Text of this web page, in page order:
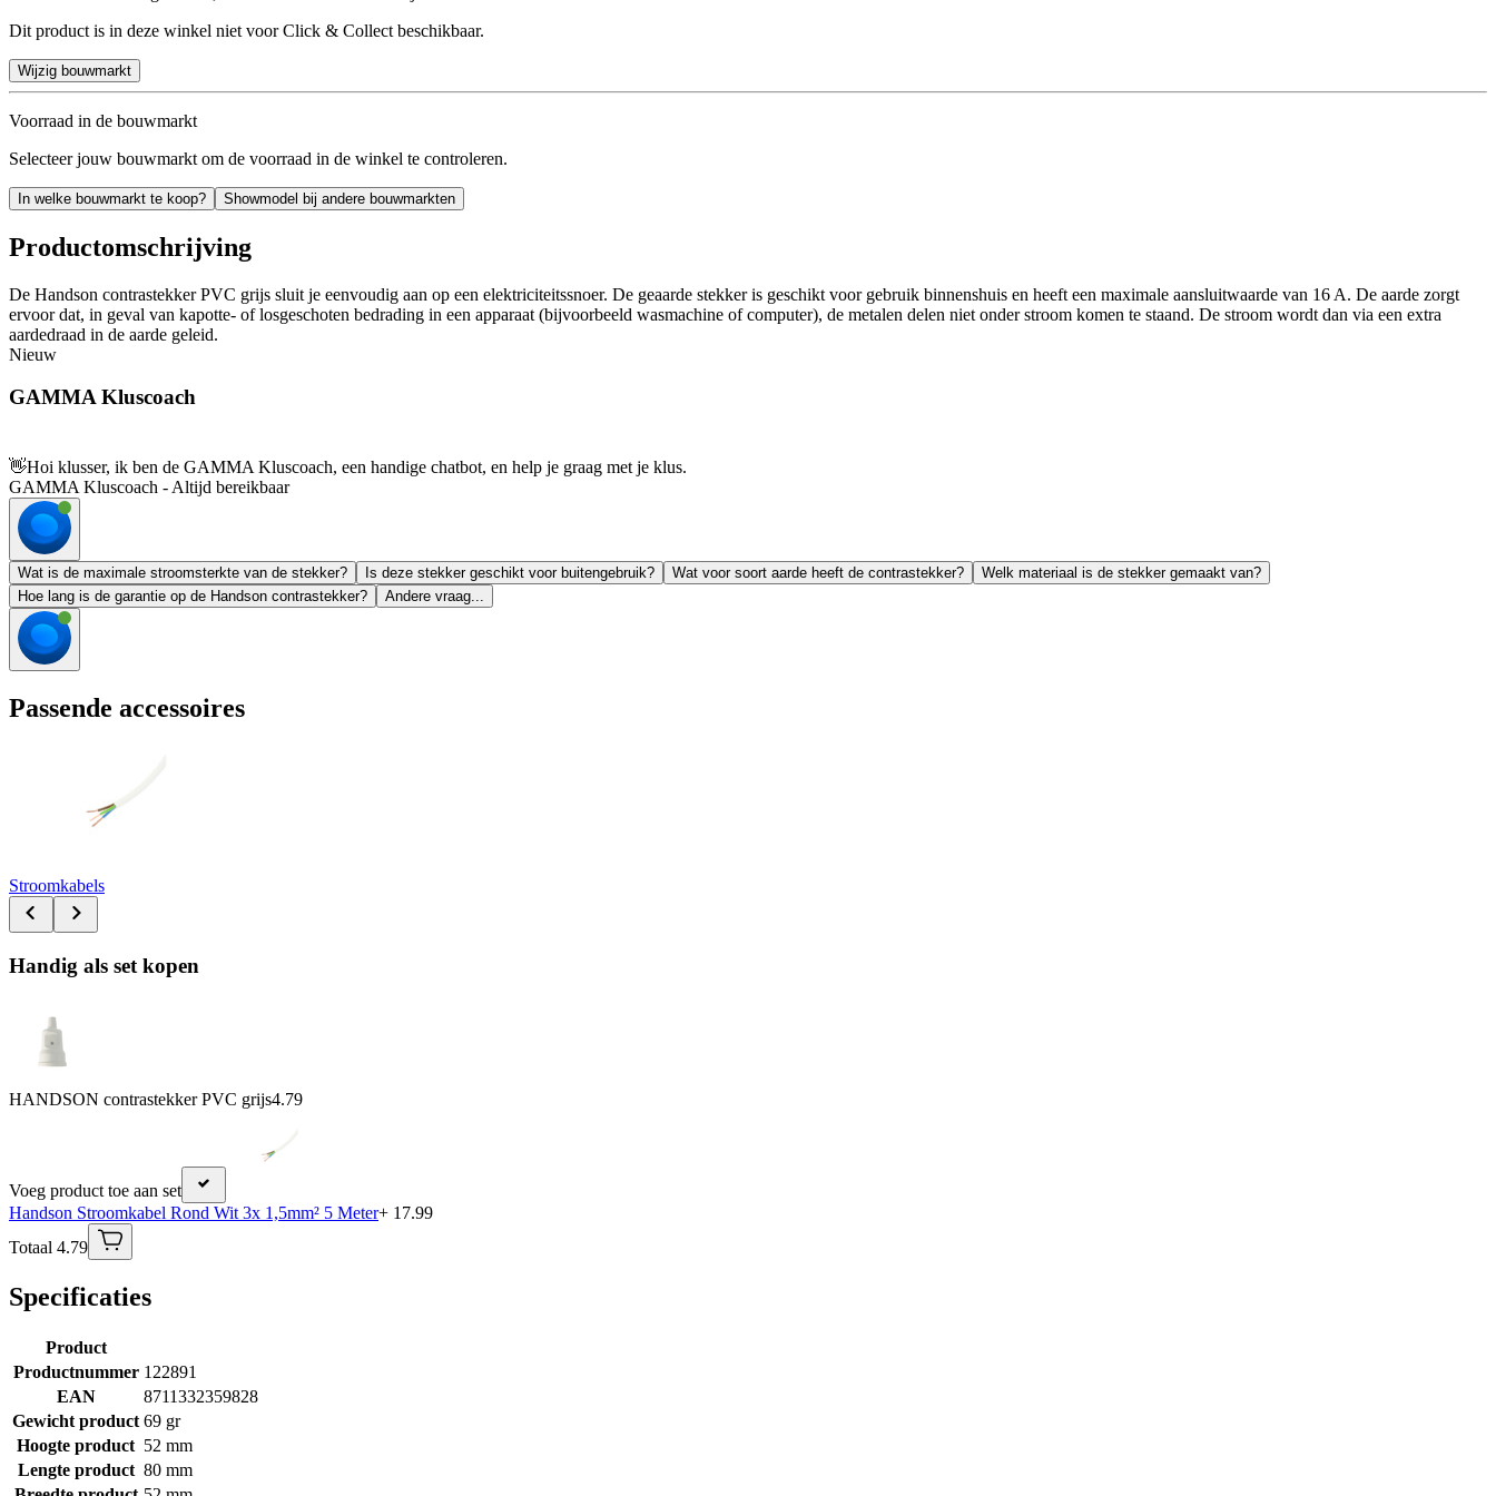
Dit product is in deze winkel niet voor Click & Collect beschikbaar.
Wijzig bouwmarkt
Voorraad in de bouwmarkt
Selecteer jouw bouwmarkt om de voorraad in de winkel te controleren.
In welke bouwmarkt te koop? Showmodel bij andere bouwmarkten
Productomschrijving
De Handson contrastekker PVC grijs sluit je eenvoudig aan op een elektriciteitssnoer. De geaarde stekker is geschikt voor gebruik binnenshuis en heeft een maximale aansluitwaarde van 16 A. De aarde zorgt
ervoor dat, in geval van kapotte- of losgeschoten bedrading in een apparaat (bijvoorbeeld wasmachine of computer), de metalen delen niet onder stroom komen te staand. De stroom wordt dan via een extra
aardedraad in de aarde geleid.
Nieuw
GAMMA Kluscoach
👋Hoi klusser, ik ben de GAMMA Kluscoach, een handige chatbot, en help je graag met je klus.
GAMMA Kluscoach - Altijd bereikbaar
Wat is de maximale stroomsterkte van de stekker? Is deze stekker geschikt voor buitengebruik? Wat voor soort aarde heeft de contrastekker?
Welk materiaal is de stekker gemaakt van?
Hoe lang is de garantie op de Handson contrastekker?
Andere vraag...
Passende accessoires
Stroomkabels
Handig als set kopen
HANDSON contrastekker PVC grijs4.79
Voeg product toe aan set
Handson Stroomkabel Rond Wit 3x 1,5mm² 5 Meter+ 17.99
Totaal 4.79
Specificaties
Product
Productnummer 122891
EAN
8711332359828
Gewicht product 69 gr
Hoogte product 52 mm
Lengte product 80 mm